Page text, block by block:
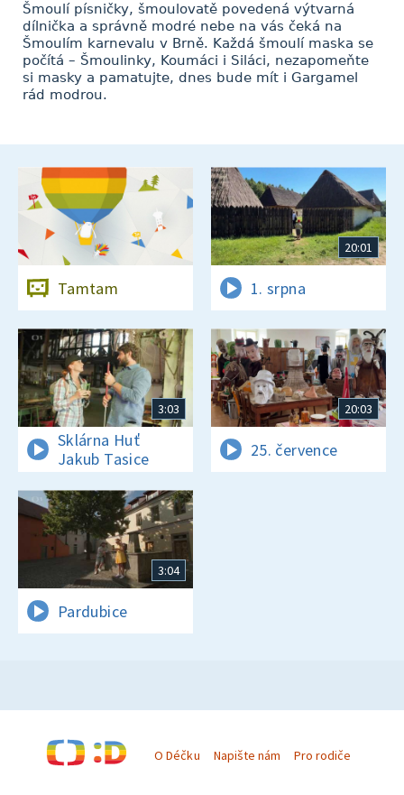
Šmoulí písničky, šmoulovatě povedená výtvarná
dílnička a správně modré nebe na vás čeká na
Šmoulím karnevalu v Brně. Každá šmoulí maska se
počítá – Šmoulinky, Koumáci i Siláci, nezapomeňte
si masky a pamatujte, dnes bude mít i Gargamel
rád modrou.
Tamtam
20:01
1. srpna
3:03
Sklárna Huť
Jakub Tasice
20:03
25. července
3:04
Pardubice
O Déčku Napište nám Pro rodiče